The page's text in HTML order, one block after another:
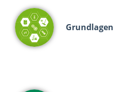
Grundlagen